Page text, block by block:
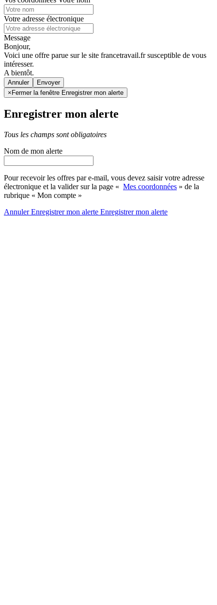
Votre adresse électronique
Message
Bonjour,
Voici une offre parue sur le site francetravail.fr susceptible de vous
intéresser.
A bientôt.
Annuler
× Fermer la fenêtre Enregistrer mon alerte
Enregistrer mon alerte
Tous les champs sont obligatoires
Nom de mon alerte
Pour recevoir les offres par e-mail, vous devez saisir votre adresse
électronique et la valider sur la page « Mes coordonnées » de la
rubrique « Mon compte »
AnnulerEnregistrer mon alerte Enregistrermon alerte